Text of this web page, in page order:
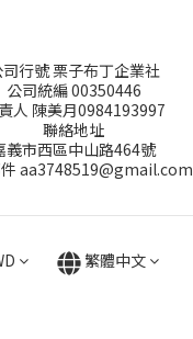
司行號 栗子布丁企業社
公司統編 00350446
人 陳美月0984193997
聯絡地址
義市西區中山路464號
aa3748519@gmail.com
繁體中文